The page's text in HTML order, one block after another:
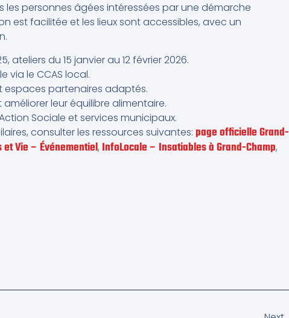
personnes âgées intéressées par une démarche
est facilitée et les lieux sont accessibles, avec un
ateliers du 15 janvier au 12 février 2026.
via le CCAS local.
espaces partenaires adaptés.
leur équilibre alimentaire.
Sociale et services municipaux.
consulter les ressources suivantes: page officielle Grand-
et Vie – Événementiel, InfoLocale – Insatiables à Grand-Champ,